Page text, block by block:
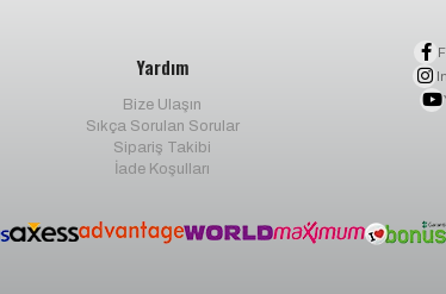
Yardım
Bize Ulaşın
Sıkça Sorulan Sorular
Sipariş Takibi
İade Koşulları